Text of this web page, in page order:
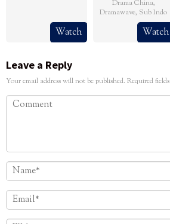
Watch
Drama China,
Dramawave, Sub Indo
Watch
Leave a Reply
Your email address will not be published. Required